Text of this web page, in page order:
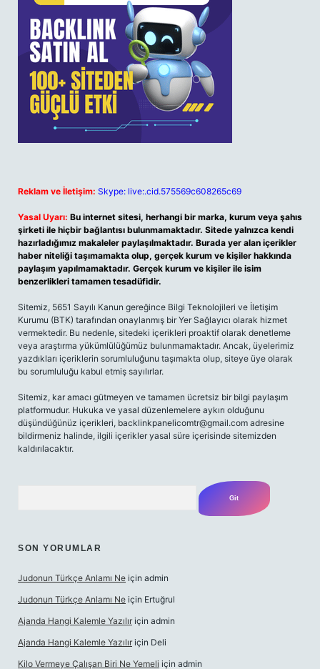
Reklam ve İletişim: Skype: live:.cid.575569c608265c69
Yasal Uyarı: Bu internet sitesi, herhangi bir marka, kurum veya şahıs
şirketi ile hiçbir bağlantısı bulunmamaktadır. Sitede yalnızca kendi
hazırladığımız makaleler paylaşılmaktadır. Burada yer alan içerikler
haber niteliği taşımamakta olup, gerçek kurum ve kişiler hakkında
paylaşım yapılmamaktadır. Gerçek kurum ve kişiler ile isim
benzerlikleri tamamen tesadüfidir.
Sitemiz, 5651 Sayılı Kanun gereğince Bilgi Teknolojileri ve İletişim
Kurumu (BTK) tarafından onaylanmış bir Yer Sağlayıcı olarak hizmet
vermektedir. Bu nedenle, sitedeki içerikleri proaktif olarak denetleme
veya araştırma yükümlülüğümüz bulunmamaktadır. Ancak, üyelerimiz
yazdıkları içeriklerin sorumluluğunu taşımakta olup, siteye üye olarak
bu sorumluluğu kabul etmiş sayılırlar.
Sitemiz, kar amacı gütmeyen ve tamamen ücretsiz bir bilgi paylaşım
platformudur. Hukuka ve yasal düzenlemelere aykırı olduğunu
düşündüğünüz içerikleri, backlinkpanelicomtr@gmail.com adresine
bildirmeniz halinde, ilgili içerikler yasal süre içerisinde sitemizden
kaldırılacaktır.
SON YORUMLAR
Judonun Türkçe Anlamı Ne için admin
Judonun Türkçe Anlamı Ne için Ertuğrul
Ajanda Hangi Kalemle Yazılır için admin
Ajanda Hangi Kalemle Yazılır için Deli
Kilo Vermeye Çalışan Biri Ne Yemeli için admin